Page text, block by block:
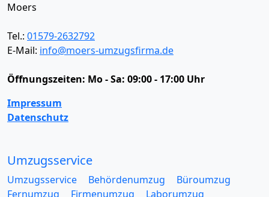
Moers
Tel.: 01579-2632792
E-Mail: info@moers-umzugsfirma.de
Öffnungszeiten: Mo - Sa: 09:00 - 17:00 Uhr
Impressum
Datenschutz
Umzugsservice
Umzugsservice Behördenumzug
Büroumzug
Fernumzug
Firmenumzug
Laborumzug